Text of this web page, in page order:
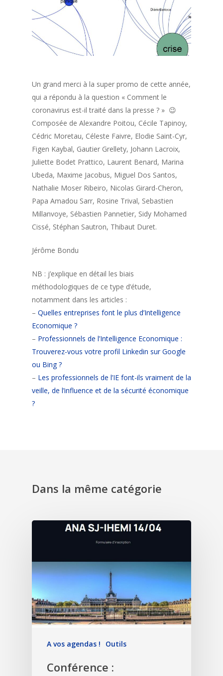
Un grand merci à la super promo de cette année,
qui a répondu à la question « Comment le
coronavirus est-il traité dans la presse ? » 😉
Composée de Alexandre Poitou, Cécile Tapinoy,
Cédric Moretau, Céleste Faivre, Elodie Saint-Cyr,
Figen Kaybal, Gautier Grellety, Johann Lacroix,
Juliette Bodet Prattico, Laurent Benard, Marina
Ubeda, Maxime Jacobus, Miguel Dos Santos,
Nathalie Moser Ribeiro, Nicolas Girard-Cheron,
Papa Amadou Sarr, Rosine Trival, Sebastien
Millanvoye, Sébastien Pannetier, Sidy Mohamed
Cissé, Stéphan Sautron, Thibaut Duret.
Jérôme Bondu
NB : j’explique en détail les biais
méthodologiques de ce type d’étude,
notamment dans les articles :
– Quelles entreprises font le plus d’Intelligence
Economique ?
– Professionnels de l’Intelligence Economique :
Trouverez-vous votre profil Linkedin sur Google
ou Bing ?
– Les professionnels de l’IE font-ils vraiment de la
veille, de l’influence et de la sécurité économique
?
Dans la même catégorie
A vos agendas ! Outils
Conférence :